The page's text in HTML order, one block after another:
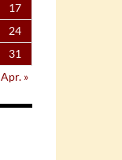
17
24
31
Apr. »